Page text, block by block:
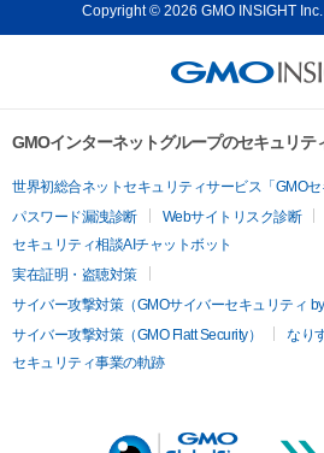
Copyright © 2026 GMO INSIGHT
GMOインターネットグループのセキュリテ
世界初総合ネットセキュリティサービス「GMOセ
パスワード漏洩診断
Webサイトリスク診断
セキュリティ相談AIチャットボット
実在証明・盗聴対策
サイバー攻撃対策（GMOサイバーセキュリティ by
サイバー攻撃対策（GMO Flatt Security）
なり
セキュリティ事業の軌跡